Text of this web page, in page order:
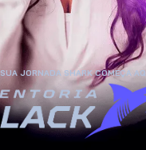
SUA JORNADA SHARK COMEÇA